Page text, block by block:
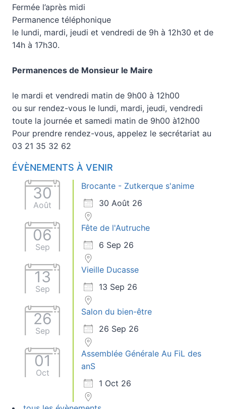
Fermée l’après midi
Permanence téléphonique
le lundi, mardi, jeudi et vendredi de 9h à 12h30 et de
14h à 17h30.
Permanences de Monsieur le Maire
le mardi et vendredi matin de 9h00 à 12h00
ou sur rendez-vous le lundi, mardi, jeudi, vendredi
toute la journée et samedi matin de 9h00 à12h00
Pour prendre rendez-vous, appelez le secrétariat au
03 21 35 32 62
ÉVÈNEMENTS À VENIR
30
Août
Brocante - Zutkerque s'anime
30 Août 26
06
Sep
Fête de l'Autruche
6 Sep 26
13
Sep
Vieille Ducasse
13 Sep 26
26
Sep
Salon du bien-être
26 Sep 26
01
Oct
Assemblée Générale Au FiL des
anS
1 Oct 26